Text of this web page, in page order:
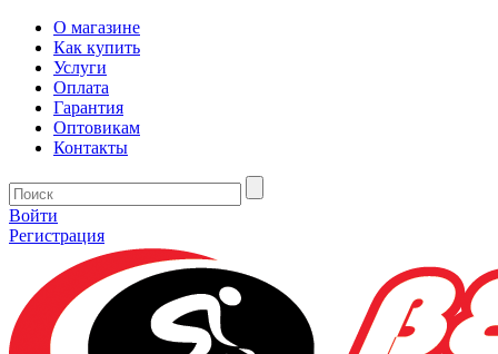
О магазине
Как купить
Услуги
Оплата
Гарантия
Оптовикам
Контакты
Войти
Регистрация